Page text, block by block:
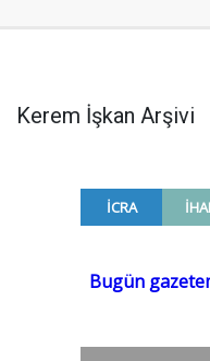
Kerem İşkan Arşivi